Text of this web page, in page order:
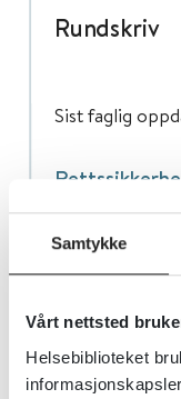
Samtykke
Vårt nettsted
Helsebiblioteket
Rundskriv
Sist faglig
overfor
Rundskriv